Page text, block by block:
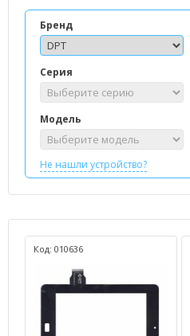
Бренд
Серия
Модель
Не нашли устройство?
Код: 010636